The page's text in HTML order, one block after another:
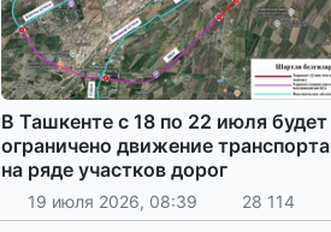
В Ташкенте с 18 по 22 июля будет
ограничено движение транспорта
на ряде участков дорог
19 июля 2026, 08:39 28 114